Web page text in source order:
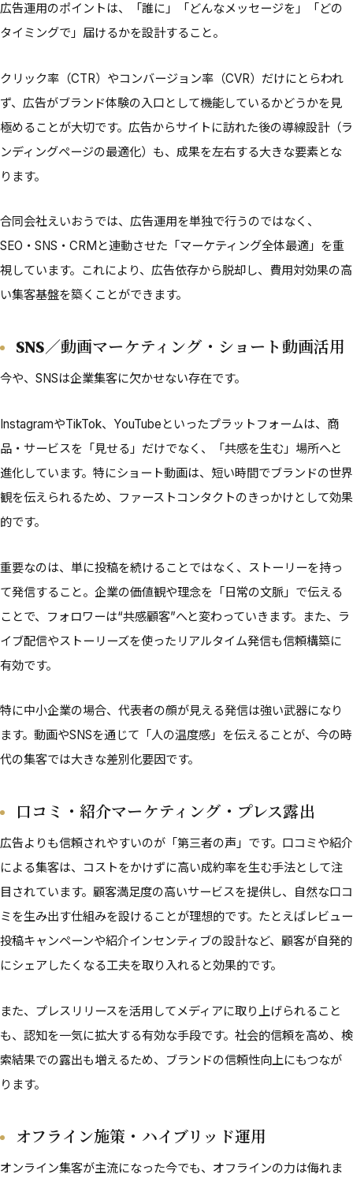
広告運用のポイントは、「誰に」「どんなメッセージを」「どの
タイミングで」届けるかを設計すること。
クリック率（CTR）やコンバージョン率（CVR）だけにとらわれ
ず、広告がブランド体験の入口として機能しているかどうかを見
極めることが大切です。広告からサイトに訪れた後の導線設計（ラ
ンディングページの最適化）も、成果を左右する大きな要素とな
ります。
合同会社えいおうでは、広告運用を単独で行うのではなく、
SEO・SNS・CRMと連動させた「マーケティング全体最適」を重
視しています。これにより、広告依存から脱却し、費用対効果の高
い集客基盤を築くことができます。
SNS／動画マーケティング・ショート動画活用
今や、SNSは企業集客に欠かせない存在です。
InstagramやTikTok、YouTubeといったプラットフォームは、商
品・サービスを「見せる」だけでなく、「共感を生む」場所へと
進化しています。特にショート動画は、短い時間でブランドの世界
観を伝えられるため、ファーストコンタクトのきっかけとして効果
的です。
重要なのは、単に投稿を続けることではなく、ストーリーを持っ
て発信すること。企業の価値観や理念を「日常の文脈」で伝える
ことで、フォロワーは“共感顧客”へと変わっていきます。また、ラ
イブ配信やストーリーズを使ったリアルタイム発信も信頼構築に
有効です。
特に中小企業の場合、代表者の顔が見える発信は強い武器になり
ます。動画やSNSを通じて「人の温度感」を伝えることが、今の時
代の集客では大きな差別化要因です。
口コミ・紹介マーケティング・プレス露出
広告よりも信頼されやすいのが「第三者の声」です。口コミや紹介
による集客は、コストをかけずに高い成約率を生む手法として注
目されています。顧客満足度の高いサービスを提供し、自然な口コ
ミを生み出す仕組みを設けることが理想的です。たとえばレビュー
投稿キャンペーンや紹介インセンティブの設計など、顧客が自発的
にシェアしたくなる工夫を取り入れると効果的です。
また、プレスリリースを活用してメディアに取り上げられること
も、認知を一気に拡大する有効な手段です。社会的信頼を高め、検
索結果での露出も増えるため、ブランドの信頼性向上にもつなが
ります。
オフライン施策・ハイブリッド運用
オンライン集客が主流になった今でも、オフラインの力は侮れま